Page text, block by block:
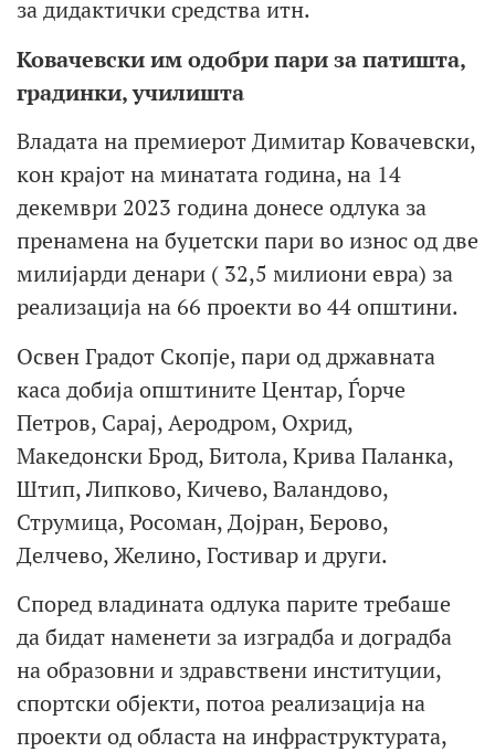
за дидактички средства итн.
Ковачевски им одобри пари за патишта,
градинки, училишта
Владата на премиерот Димитар Ковачевски,
кон крајот на минатата година, на 14
декември 2023 година донесе одлука за
пренамена на буџетски пари во износ од две
милијарди денари ( 32,5 милиони евра) за
реализација на 66 проекти во 44 општини.
Освен Градот Скопје, пари од државната
каса добија општините Центар, Ѓорче
Петров, Сарај, Аеродром, Охрид,
Македонски Брод, Битола, Крива Паланка,
Штип, Липково, Кичево, Валандово,
Струмица, Росоман, Дојран, Берово,
Делчево, Желино, Гостивар и други.
Според владината одлука парите требаше
да бидат наменети за изградба и доградба
на образовни и здравствени институции,
спортски објекти, потоа реализација на
проекти од областа на инфраструктурата,